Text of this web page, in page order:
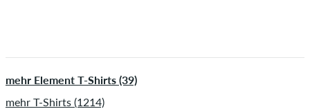
mehr Element T-Shirts (39)
mehr T-Shirts (1214)